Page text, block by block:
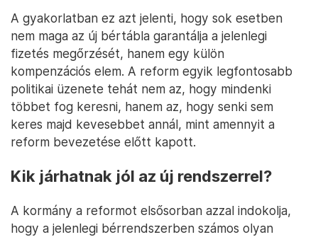
A gyakorlatban ez azt jelenti, hogy sok esetben
nem maga az új bértábla garantálja a jelenlegi
fizetés megőrzését, hanem egy külön
kompenzációs elem. A reform egyik legfontosabb
politikai üzenete tehát nem az, hogy mindenki
többet fog keresni, hanem az, hogy senki sem
keres majd kevesebbet annál, mint amennyit a
reform bevezetése előtt kapott.
Kik járhatnak jól az új rendszerrel?
A kormány a reformot elsősorban azzal indokolja,
hogy a jelenlegi bérrendszerben számos olyan